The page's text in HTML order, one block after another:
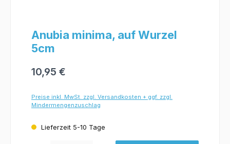
Anubia minima, auf Wurzel
5cm
10,95 €
Preise inkl. MwSt. zzgl. Versandkosten + ggf. zzgl.
Mindermengenzuschlag
Lieferzeit 5-10 Tage